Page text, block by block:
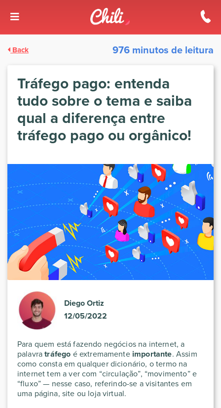
Back 976 minutos de leitura
Tráfego pago: entenda
tudo sobre o tema e saiba
qual a diferença entre
tráfego pago ou orgânico!
Diego Ortiz
12/05/2022
Para quem está fazendo negócios na internet, a
palavratráfego é extremamente importante. Assim
como consta em qualquer dicionário, o termo na
internet tem a ver com “circulação”, “movimento” e
“fluxo” — nesse caso, referindo-se a visitantes em
uma página, site ou loja virtual.